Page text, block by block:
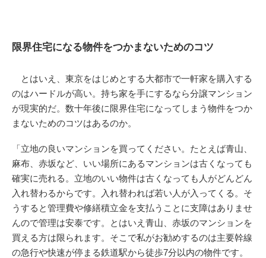
限界住宅になる物件をつかまないためのコツ
とはいえ、東京をはじめとする大都市で一軒家を購入する
のはハードルが高い。持ち家を手にするなら分譲マンション
が現実的だ。数十年後に限界住宅になってしまう物件をつか
まないためのコツはあるのか。
「立地の良いマンションを買ってください。たとえば青山、
麻布、赤坂など、いい場所にあるマンションは古くなっても
確実に売れる。立地のいい物件は古くなっても人がどんどん
入れ替わるからです。入れ替われば若い人が入ってくる。そ
うすると管理費や修繕積立金を支払うことに支障はありませ
んので管理は安泰です。とはいえ青山、赤坂のマンションを
買える方は限られます。そこで私がお勧めするのは主要幹線
の急行や快速が停まる鉄道駅から徒歩7分以内の物件です。